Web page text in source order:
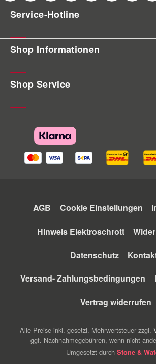
Service-Hotline
Shop Informationen
Shop Service
AGB Cookie Einstellungen
Hinweis Elektroschrott
Datenschutz
Versand- Zahlungsbedingungen
Vertrag widerrufen
Alle Preise inkl. gesetzl. Mehrwertsteuer zzgl.
ggf. Nachnahmegebühren, wenn nicht
Umgesetzt durch Stone &